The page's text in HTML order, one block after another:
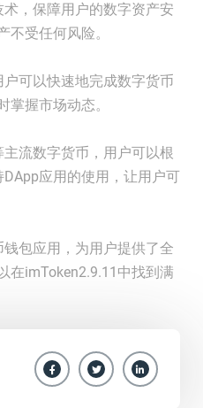
，保障用户的数字资产安
受任何风险。
可以快速地完成数字货币
握市场动态。
流数字货币，用户可以根
应用的使用，让用户可
包应用，为用户提供了全
在imToken2.9.11中找到满